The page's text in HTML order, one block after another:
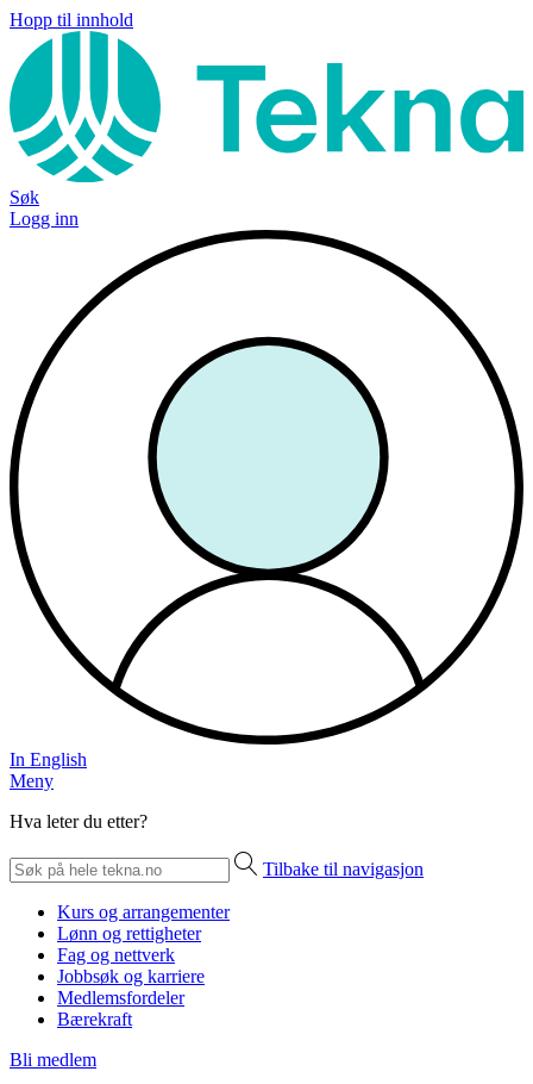
Hopp til innhold
Søk
Logg inn
In English
Meny
Hva leter du etter?
Tilbake til navigasjon
Kurs og arrangementer
Lønn og rettigheter
Fag og nettverk
Jobbsøk og karriere
Medlemsfordeler
Bærekraft
Bli medlem